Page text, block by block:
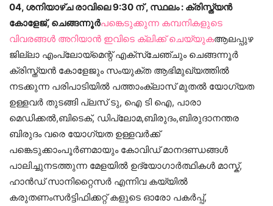
04, ശനിയാഴ്ച രാവിലെ 9:30 ന് , സ്ഥലം : ക്രിസ്ത്യൻ
കോളേജ്, ചെങ്ങന്നൂർപങ്കെടുക്കുന്ന കമ്പനികളുടെ
വിവരങ്ങൾ അറിയാൻ ഇവിടെ ക്ലിക്ക് ചെയ്യുകആലപ്പുഴ
ജില്ലാ എംപ്ലോയ്‌മെന്റ് എക്സ്ചേഞ്ചും ചെങ്ങന്നൂർ
ക്രിസ്ത്യൻ കോളേജും സംയുക്ത ആഭിമുഖ്യത്തിൽ
നടക്കുന്ന പരിപാടിയിൽ പത്താംക്ലാസ് മുതൽ യോഗ്യത
ഉള്ളവർ തുടങ്ങി പ്ലസ് ടു, ഐ ടി ഐ, പാരാ
മെഡിക്കൽ,ബിടെക്, ഡിപ്ലോമ,ബിരുദം,ബിരുദാനന്തര
ബിരുദം വരെ യോഗ്യത ഉള്ളവർക്ക്
പങ്കെടുക്കാംപൂർണമായും കോവിഡ് മാനദണ്ഡങ്ങൾ
പാലിച്ചുനടത്തുന്ന മേളയിൽ ഉദ്യോഗാർത്ഥികൾ മാസ്ക്,
ഹാൻഡ് സാനിറ്റൈസർ എന്നിവ കയ്യിൽ
കരുതണംസർട്ടിഫിക്കറ്റ് കളുടെ ഓരോ പകർപ്പ്,